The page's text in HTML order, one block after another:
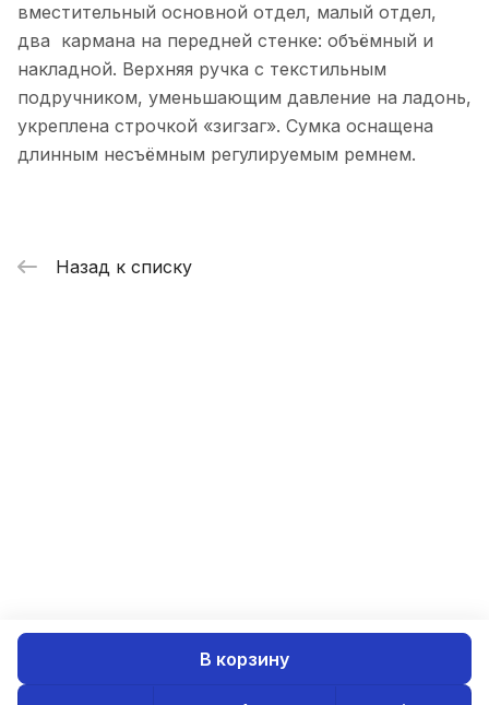
В корзину
вместительный основной отдел, малый отдел,
два кармана на передней стенке: объёмный и
накладной. Верхняя ручка с текстильным
подручником, уменьшающим давление на ладонь,
укреплена строчкой «зигзаг». Сумка оснащена
длинным несъёмным регулируемым ремнем.
Назад к списку